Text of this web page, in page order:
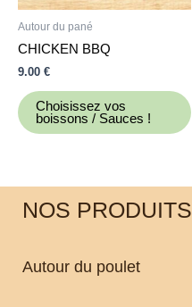
Autour du pané
CHICKEN BBQ
9.00 €
Choisissez vos
boissons / Sauces !
NOS PRODUITS
Autour du poulet